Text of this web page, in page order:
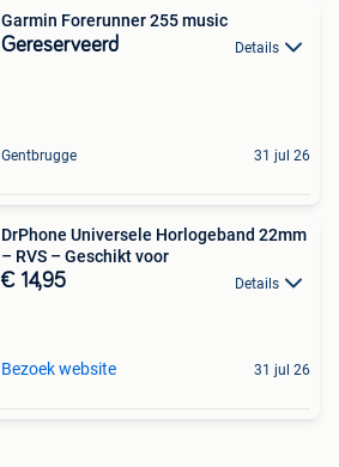
Garmin Forerunner 255 music
Gereserveerd Details
Gentbrugge 31 jul 26
DrPhone Universele Horlogeband 22mm
– RVS – Geschikt voor
€ 14,95 Details
Bezoek website 31 jul 26